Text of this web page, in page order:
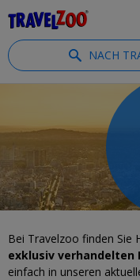
NACH
Bei Travelzoo finden Sie
exklusiv verhandelten
einfach in unseren